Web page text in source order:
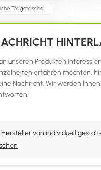
Tragetasche
unseren Produkten
erfahren möchten,
Nachricht. Wir werden
Hersteller von individuell